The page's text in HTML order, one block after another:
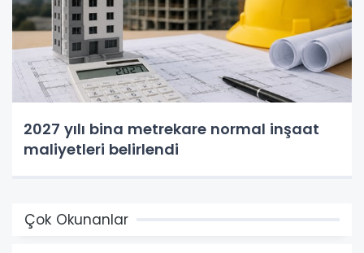
2027 yılı bina metrekare normal inşaat
maliyetleri belirlendi
Çok Okunanlar